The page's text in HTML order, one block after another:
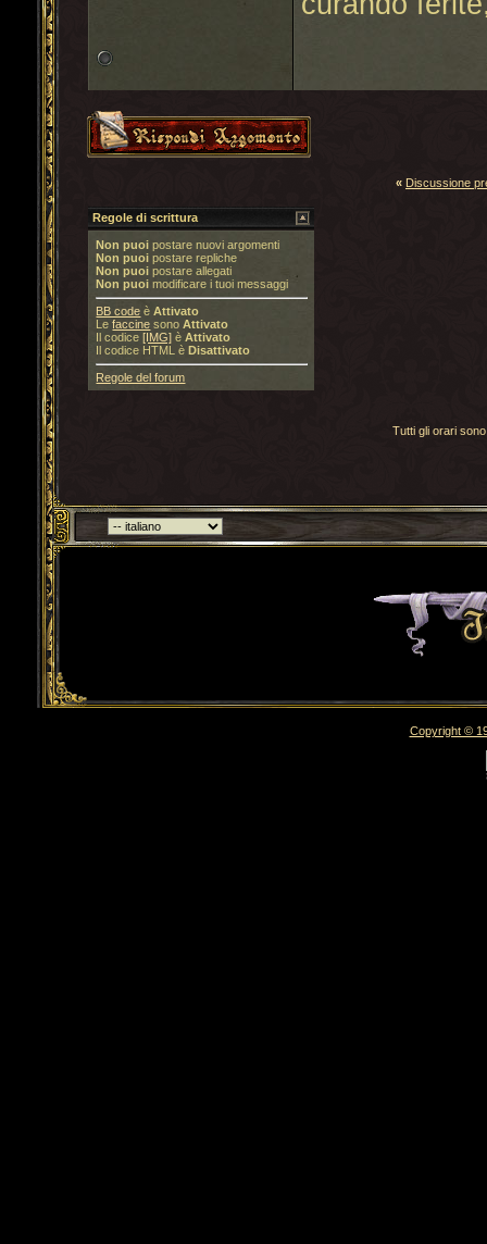
« Discussione
Regole di scrittura
Non puoi postare nuovi argomenti
Non puoi postare repliche
Non puoi postare allegati
Non puoi modificare i tuoi messaggi
BB code èAttivato
Lefaccine sonoAttivato
Il codice[IMG] èAttivato
Il codice HTML èDisattivato
Regole del forum
Tutti gli orari
Torna indietro
Copyright ©